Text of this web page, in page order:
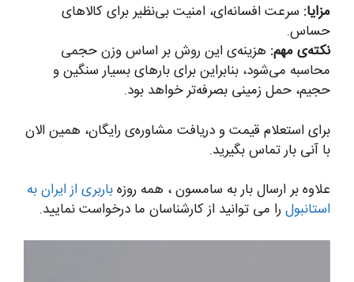
مزایا: سرعت افسانه‌ای، امنیت بی‌نظیر برای کالاهای
حساس.
نکته‌ی مهم: هزینه‌ی این روش بر اساس وزن حجمی
محاسبه می‌شود، بنابراین برای بارهای بسیار سنگین و
حجیم، حمل زمینی بصرفه‌تر خواهد بود.
برای استعلام قیمت و دریافت مشاوره‌ی رایگان، همین الان
با آنی بار تماس بگیرید.
علاوه بر ارسال بار به سامسون ، همه روزهباربری از ایران به
استانبول را می توانید از کارشناسان ما درخواست نمایید.